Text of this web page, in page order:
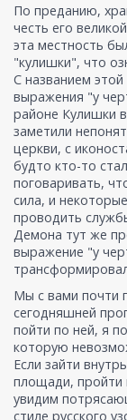
По преданию,
честь его
эта местность
"кулишки", что
С названием
выражения "у
районе Кулишки
заметили
церкви, с
будто кто-то
поговаривать,
сила, и
проводить
Демона тут же
выражение "у
Мы с вами почти
сегодняшней
пойти по ней, я
которую
Если зайти
площади, пройти
увидим
стиле русского